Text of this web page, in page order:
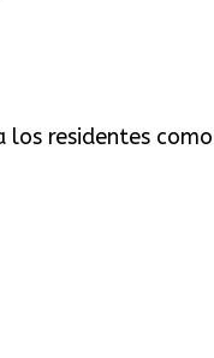
residentes como